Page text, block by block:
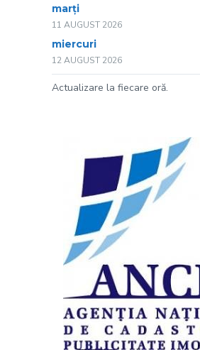
marți
11 AUGUST 2026
miercuri
12 AUGUST 2026
Actualizare la fiecare oră.